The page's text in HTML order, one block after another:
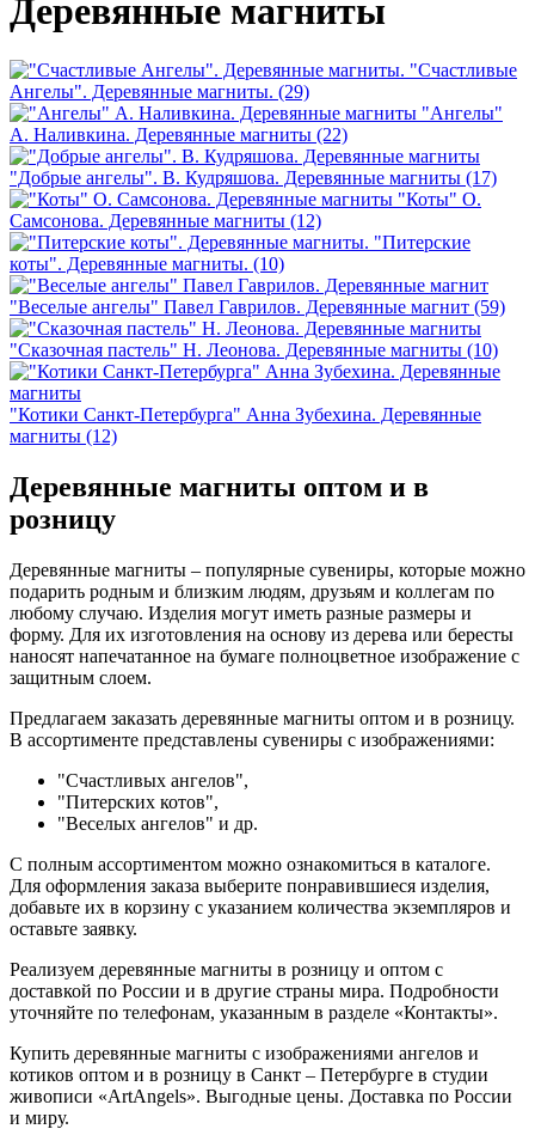
Деревянные магниты
"Счастливые
Ангелы". Деревянные магниты. (29)
"Ангелы"
А. Наливкина. Деревянные магниты (22)
"Добрые ангелы". В. Кудряшова. Деревянные магниты (17)
"Коты" О.
Самсонова. Деревянные магниты (12)
"Питерские
коты". Деревянные магниты. (10)
"Веселые ангелы" Павел Гаврилов. Деревянные магнит (59)
"Сказочная пастель" Н. Леонова. Деревянные магниты (10)
"Котики Санкт-Петербурга" Анна Зубехина. Деревянные
магниты (12)
Деревянные магниты оптом и в
розницу
Деревянные магниты – популярные сувениры, которые можно
подарить родным и близким людям, друзьям и коллегам по
любому случаю. Изделия могут иметь разные размеры и
форму. Для их изготовления на основу из дерева или бересты
наносят напечатанное на бумаге полноцветное изображение с
защитным слоем.
Предлагаем заказать деревянные магниты оптом и в розницу.
В ассортименте представлены сувениры с изображениями:
"Счастливых ангелов",
"Питерских котов",
"Веселых ангелов" и др.
С полным ассортиментом можно ознакомиться в каталоге.
Для оформления заказа выберите понравившиеся изделия,
добавьте их в корзину с указанием количества экземпляров и
оставьте заявку.
Реализуем деревянные магниты в розницу и оптом с
доставкой по России и в другие страны мира. Подробности
уточняйте по телефонам, указанным в разделе «Контакты».
Купить деревянные магниты с изображениями ангелов и
котиков оптом и в розницу в Санкт – Петербурге в студии
живописи «ArtAngels». Выгодные цены. Доставка по России
и миру.